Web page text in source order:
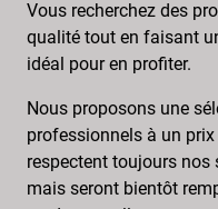
Vous recherchez des
qualité tout en faisant
idéal pour en profiter.
Nous proposons une
professionnels à un
respectent toujours nos
mais seront bientôt